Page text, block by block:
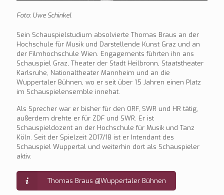
Foto: Uwe Schinkel
Sein Schauspielstudium absolvierte Thomas Braus an der
Hochschule für Musik und Darstellende Kunst Graz und an
der Filmhochschule Wien. Engagements führten ihn ans
Schauspiel Graz, Theater der Stadt Heilbronn, Staatstheater
Karlsruhe, Nationaltheater Mannheim und an die
Wuppertaler Bühnen, wo er seit über 15 Jahren einen Platz
im Schauspielensemble innehat.
Als Sprecher war er bisher für den ORF, SWR und HR tätig,
außerdem drehte er für ZDF und SWR. Er ist
Schauspieldozent an der Hochschule für Musik und Tanz
Köln. Seit der Spielzeit 2017/18 ist er Intendant des
Schauspiel Wuppertal und weiterhin dort als Schauspieler
aktiv.
Thomas Braus @Wuppertaler Bühnen